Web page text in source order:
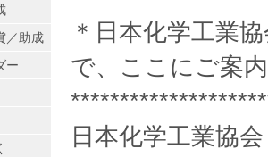
＊日本化学工業
で、ここにご案
日本化学工業協
／助成
ー